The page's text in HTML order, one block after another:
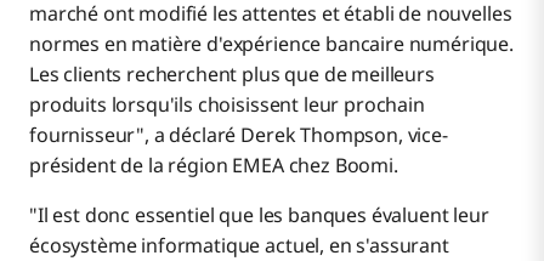
marché ont modifié les attentes et établi de nouvelles
normes en matière d'expérience bancaire numérique.
Les clients recherchent plus que de meilleurs
produits lorsqu'ils choisissent leur prochain
fournisseur", a déclaré Derek Thompson, vice-
président de la région EMEA chez Boomi.
"Il est donc essentiel que les banques évaluent leur
écosystème informatique actuel, en s'assurant